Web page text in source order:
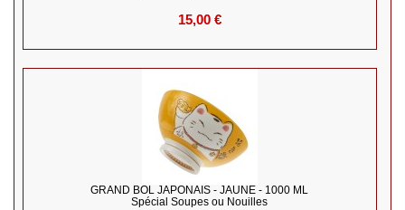
15,00 €
GRAND BOL JAPONAIS - JAUNE - 1000 ML
Spécial Soupes ou Nouilles